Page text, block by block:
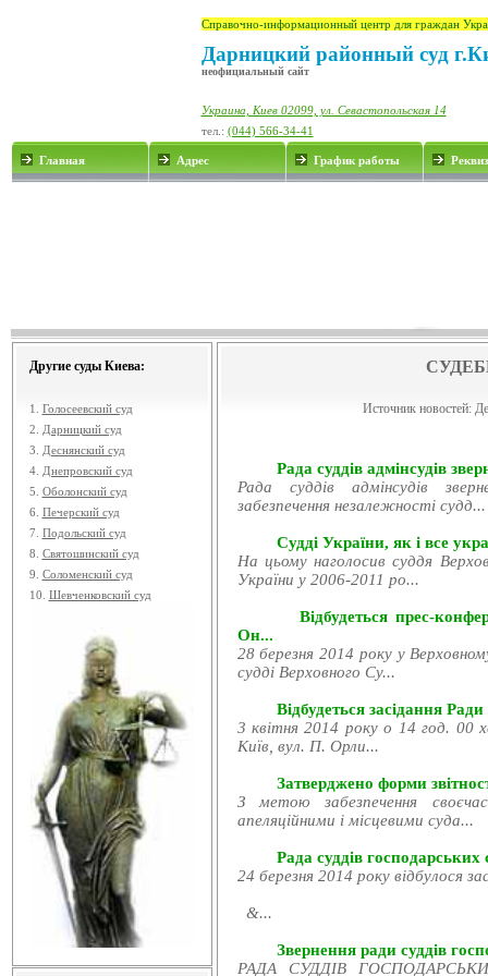
Справочно-информационный центр для граждан
Дарницкий районный суд
неофициальный сайт
Украина, Киев 02099, ул. Севастопольская 14
тел.: (044) 566-34-41
Главная Адрес График работы
Другие суды Киева:
1. Голосеевский суд
2.
Дарницкий суд
3.
Деснянский суд
4. Днепровский суд
5. Оболонский суд
6. Печерский суд
7. Подольский суд
8. Святошинский суд
9. Соломенский суд
10. Шевченковский суд
Источник новостей:
Рада суддів адмінсудів
Рада суддів адмінсудів
забезпечення незалежності судд...
Судді України, як і все
На цьому наголосив суддя
України у 2006-2011 ро...
Відбудеться прес-
Он...
28 березня 2014 року у
судді Верховного Су...
Відбудеться засідання
3 квітня 2014 року о 14 год. 00
Київ, вул. П. Орли...
Затверджено форми
З метою забезпечення
апеляційними і місцевими суда...
Рада суддів господарських
24 березня 2014 року відбулося
&...
Звернення ради суддів
РАДА СУДДІВ